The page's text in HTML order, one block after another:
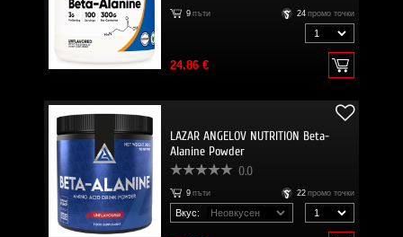
9 пъти 24 промо точки
24.86 €
LAZAR ANGELOV NUTRITION Beta-
Alanine Powder
0.0
9 пъти 22 промо точки
Вкус: